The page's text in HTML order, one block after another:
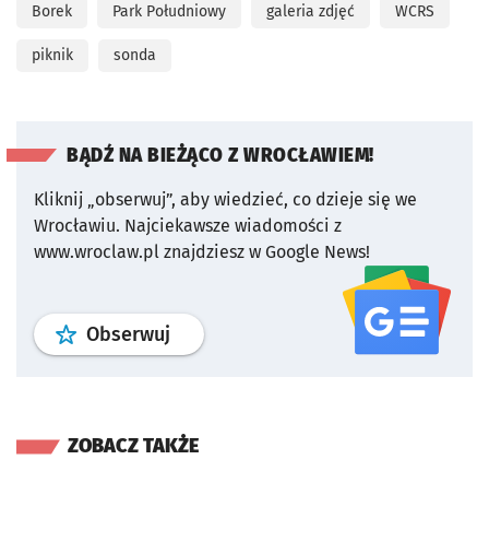
Borek Park Południowy galeria zdjęć WCRS
piknik sonda
BĄDŹ NA BIEŻĄCO Z WROCŁAWIEM!
Kliknij „obserwuj”, aby wiedzieć, co dzieje się we
Wrocławiu. Najciekawsze wiadomości z
www.wroclaw.pl znajdziesz w Google News!
Obserwuj profil serwisu
ZOBACZ TAKŻE